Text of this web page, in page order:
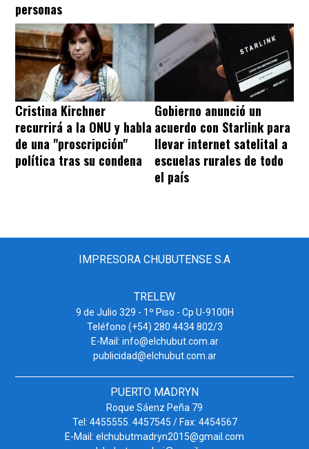
personas
Cristina Kirchner
recurrirá a la ONU y habla
de una "proscripción"
política tras su condena
Gobierno anunció un
acuerdo con Starlink para
llevar internet satelital a
escuelas rurales de todo
el país
IMPRESORA CHUBUTENSE S.A
TRELEW
9 de Julio 329 - 1º Piso - Cp U-9100H
Teléfono (+54) 280 4434 802/3
E-Mail: info@elchubut.com.ar
publicidad@elchubut.com.ar
PUERTO MADRYN
Roque Sáenz Peña 79
Tel: 4455555. 4457545 / Fax: 4454567
E-Mail: elchubutmadryn2015@gmail.com